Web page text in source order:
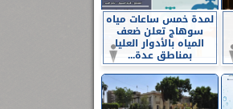
لمدة خمس ساعات مياه
سوهاج تعلن ضعف
المياه بالأدوار العليا
بمناطق عدة...